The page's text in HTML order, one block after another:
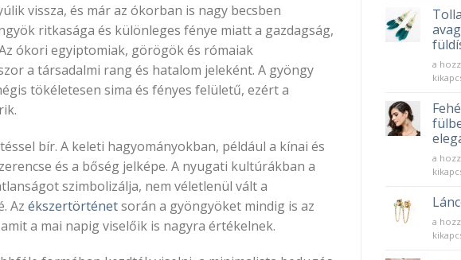
vissza, és már az ókorban is nagy becsben
ritkasága és különleges fénye miatt a gazdagság,
ókori egyiptomiak, görögök és rómaiak
a társadalmi rang és hatalom jeleként. A gyöngy
tökéletesen sima és fényes felületű, ezért a
bír. A keleti hagyományokban, például a kínai és
és a bőség jelképe. A nyugati kultúrákban a
szimbolizálja, nem véletlenül vált a
Az ékszertörténetsorán a gyöngyöket mindig is az
a mai napig viselőik is nagyra értékelnek.
divat
Tollas
az
füldísz
a
a
Láncos
a